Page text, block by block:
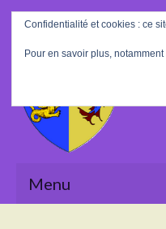
Rechercher
Menu
Confidentialité et cookies : ce
Pour en savoir plus,